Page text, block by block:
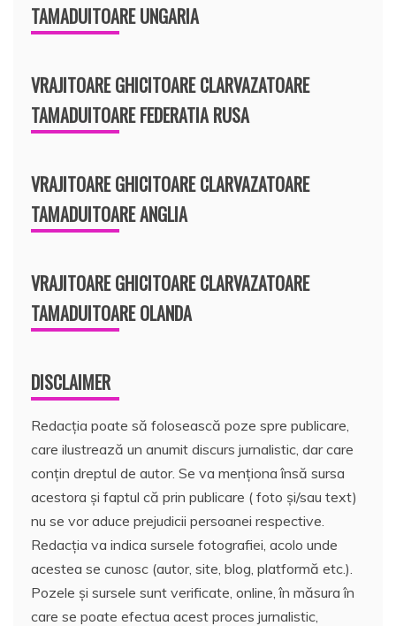
TAMADUITOARE UNGARIA
VRAJITOARE GHICITOARE CLARVAZATOARE
TAMADUITOARE FEDERATIA RUSA
VRAJITOARE GHICITOARE CLARVAZATOARE
TAMADUITOARE ANGLIA
VRAJITOARE GHICITOARE CLARVAZATOARE
TAMADUITOARE OLANDA
DISCLAIMER
Redacția poate să folosească poze spre publicare,
care ilustrează un anumit discurs jurnalistic, dar care
conțin dreptul de autor. Se va menționa însă sursa
acestora și faptul că prin publicare ( foto și/sau text)
nu se vor aduce prejudicii persoanei respective.
Redacția va indica sursele fotografiei, acolo unde
acestea se cunosc (autor, site, blog, platformă etc.).
Pozele și sursele sunt verificate, online, în măsura în
care se poate efectua acest proces jurnalistic,